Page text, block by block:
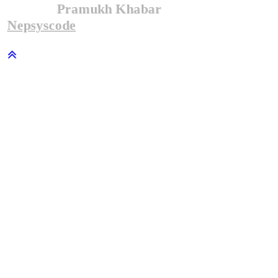
Pramukh Khabar, All rights reserved.
Nepsyscode